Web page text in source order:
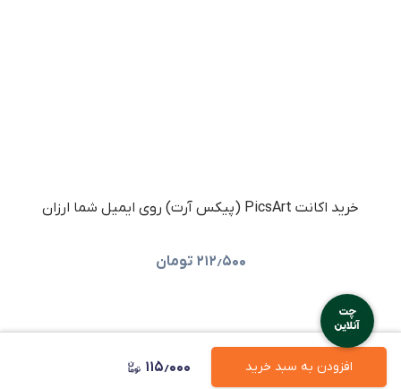
افزودن به سبد خرید ۱۱۵٫۰۰۰
خرید اکانت PicsArt (پیکس آرت) روی ایمیل شما ارزان
۲۱۲٫۵۰۰ تومان